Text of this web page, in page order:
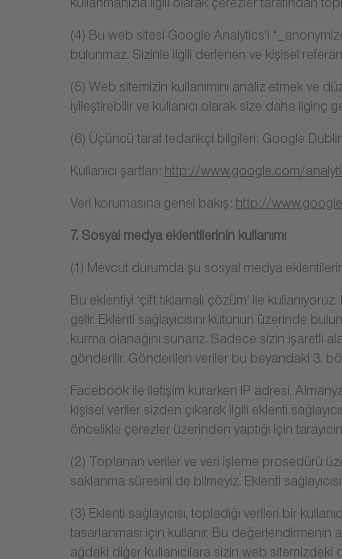
kullanmanızla ilgili olarak çerezler tarafından
(4) Bu web sitesi Google Analytics'i
bulunmaz. Sizinle ilgili derlenen ve kişisel
(5) Web sitemizin kullanımını analiz etmek ve
iyileştirebilir ve kullanıcı olarak size daha ilginç
(6) Üçüncü taraf tedarikçi bilgileri: Google
Kullanıcı şartları: http://www.google.com/
Veri korumasına genel bakış: http://
7. Sosyal medya eklentilerinin kullanımı
(1) Mevcut durumda şu sosyal medya
Bu eklentiyi ‘çift tıklamalı çözüm’ ile
gelir. Eklenti sağlayıcısını kutunun üzerinde
kurma olanağını sunarız. Sadece sizin işaretli
gönderilir. Gönderilen veriler bu beyandaki 3.
Facebook ile iletişim kurarken IP adresi,
kişisel veriler sizden çıkarak ilgili eklenti
öncelikle çerezler üzerinden yaptığı için
(2) Toplanan veriler ve veri işleme prosedürü
saklanma süresini de bilmeyiz. Eklenti
(3) Eklenti sağlayıcısı, topladığı verileri bir
tasarlanması için kullanır. Bu değerlendirmenin
ağdaki diğer kullanıcılara sizin web sitemizdeki